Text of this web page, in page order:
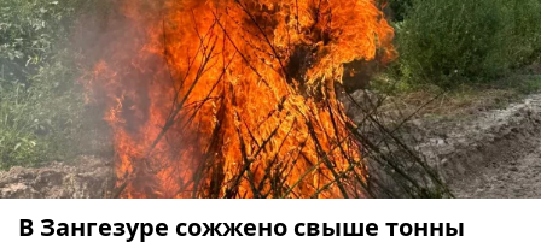
В Зангезуре сожжено свыше тонны